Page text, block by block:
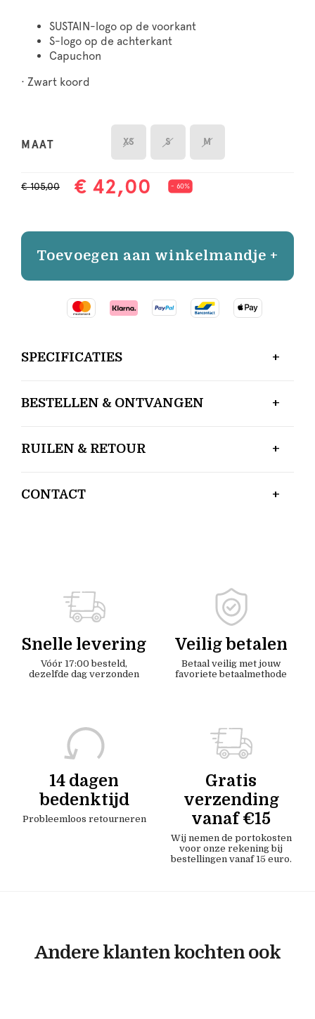
SUSTAIN-logo op de voorkant
S-logo op de achterkant
Capuchon
· Zwart koord
MAAT XS S M
€ 105,00 € 42,00 - 60%
Toevoegen aan winkelmandje +
SPECIFICATIES
BESTELLEN & ONTVANGEN
RUILEN & RETOUR
CONTACT
Snelle levering
Vóór 17:00 besteld,
dezelfde dag verzonden
Veilig betalen
Betaal veilig met jouw
favoriete betaalmethode
14 dagen
bedenktijd
Probleemloos retourneren
Gratis
verzending
vanaf €15
Wij nemen de portokosten
voor onze rekening bij
bestellingen vanaf 15 euro.
Andere klanten kochten ook